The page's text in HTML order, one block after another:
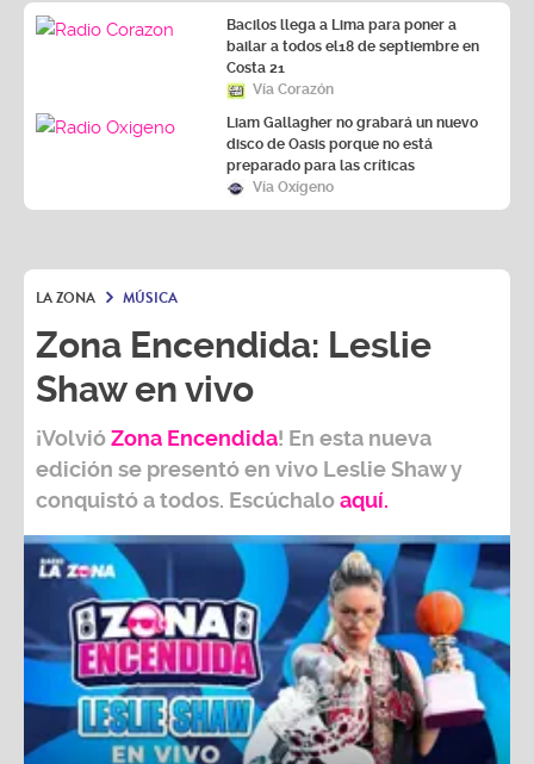
Bacilos llega a Lima para poner a
bailar a todos el18 de septiembre en
Costa 21
Vía Corazón
Liam Gallagher no grabará un nuevo
disco de Oasis porque no está
preparado para las críticas
Vía Oxígeno
LA ZONA MÚSICA
Zona Encendida: Leslie
Shaw en vivo
¡VolvióZona Encendida! En esta nueva
edición se presentó en vivo Leslie Shaw y
conquistó a todos. Escúchaloaquí.